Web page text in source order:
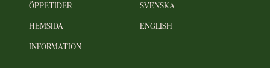
ÖPPETIDER
HEMSIDA
INFORMATION
SVENSKA
ENGLISH